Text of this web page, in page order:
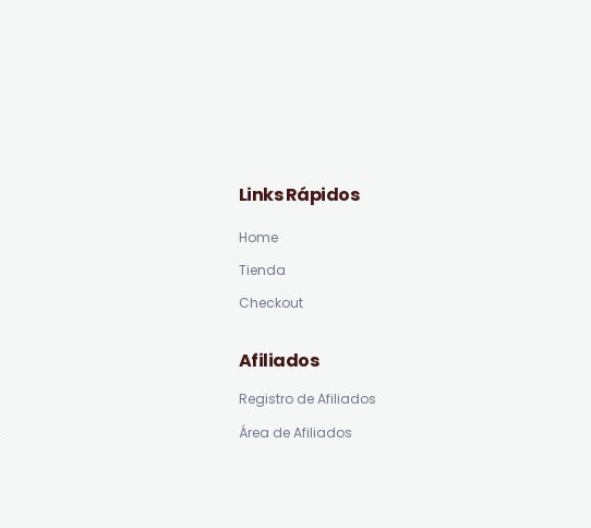
Links Rápidos
Home
Tienda
Checkout
Afiliados
Registro de Afiliados
Área de Afiliados